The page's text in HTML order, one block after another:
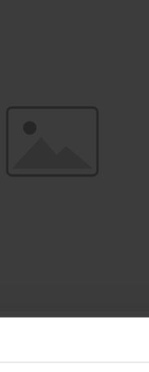
k zákonu o